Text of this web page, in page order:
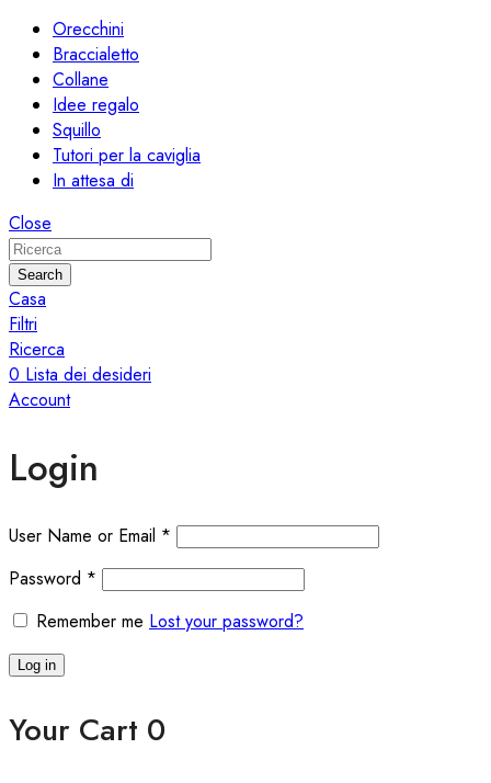
Orecchini
Braccialetto
Collane
Idee regalo
Squillo
Tutori per la caviglia
In attesa di
Close
Search
Casa
Filtri
Ricerca
0 Lista dei desideri
Account
Login
User Name or Email *
Password *
Remember me Lost your password?
Log in
Your Cart 0